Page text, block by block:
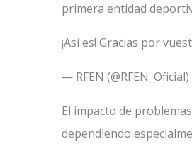
primera entidad
¡Así es! Gracias por
— RFEN (@RFEN_Oficial)
El impacto de
dependiendo